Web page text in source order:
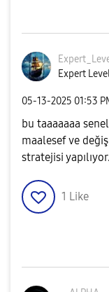
Expert
‎05-13-2025 01:53
bu taaaaaaa
maalesef ve
stratejisi yapılıyor.
1 Like